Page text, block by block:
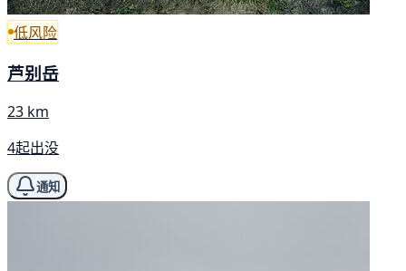
低风险
芦别岳
23 km
4起出没
通知